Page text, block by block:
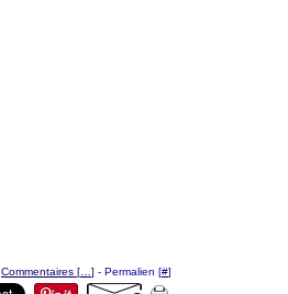
Commentaires [ ] - Permalien [#]